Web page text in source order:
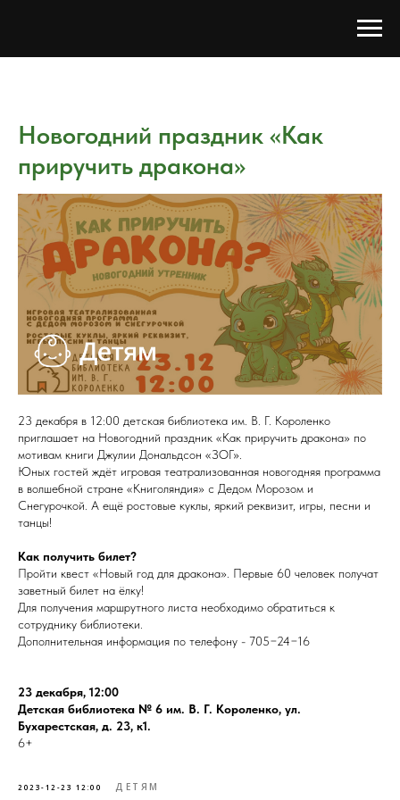
Новогодний праздник «Как
приручить дракона»
23 декабря в 12:00 детская библиотека им. В. Г. Короленко
приглашает на Новогодний праздник «Как приручить дракона» по
мотивам книги Джулии Дональдсон «ЗОГ».
Юных гостей ждёт игровая театрализованная новогодняя программа
в волшебной стране «Книголяндия» с Дедом Морозом и
Снегурочкой. А ещё ростовые куклы, яркий реквизит, игры, песни и
танцы!
Как получить билет?
Пройти квест «Новый год для дракона». Первые 60 человек получат
заветный билет на ёлку!
Для получения маршрутного листа необходимо обратиться к
сотруднику библиотеки.
Дополнительная информация по телефону - 705−24−16
23 декабря, 12:00
Детская библиотека № 6 им. В. Г. Короленко, ул.
Бухарестская, д. 23, к1.
6+
2023-12-23 12:00 ДЕТЯМ